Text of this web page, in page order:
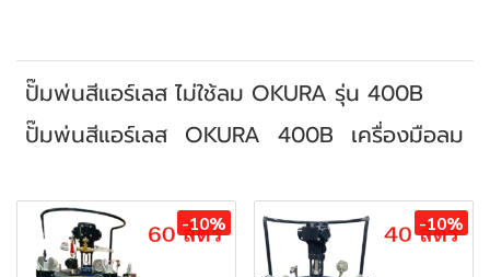
ปั๊มพ่นสีแอร์เลส ไม่ใช้ลม OKURA รุ่น 400B
ปั๊มพ่นสีแอร์เลส OKURA 400B เครื่องมือลม
-10% -10%